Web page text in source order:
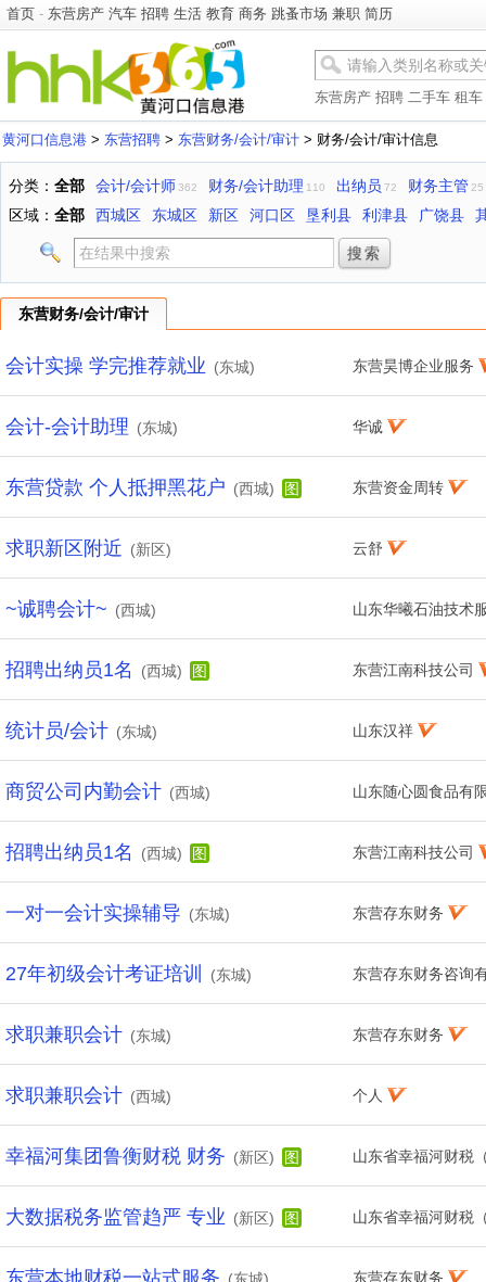
首页 - 东营房产 汽车 招聘 生活 教育 商务 跳蚤市场 兼职 简历
东营房产 招聘 二手车 租车
黄河口信息港 > 东营招聘 > 东营财务/会计/审计 > 财务/会计/审计信息
分类： 全部 会计/会计师362 财务/会计助理 110 出纳员 72 财务主管 25
区域： 全部 西城区 东城区 新区 河口区 垦利县 利津县 广饶县
东营财务/会计/审计
会计实操 学完推荐就业 (东城) 东营昊博企业服务
会计-会计助理 (东城) 华诚
东营贷款 个人抵押黑花户 (西城) 图 东营资金周转
求职新区附近 (新区) 云舒
~诚聘会计~ (西城) 山东华曦石油技术
招聘出纳员1名 (西城) 图 东营江南科技公司
统计员/会计 (东城) 山东汉祥
商贸公司内勤会计 (西城) 山东随心圆食品有
招聘出纳员1名 (西城) 图 东营江南科技公司
一对一会计实操辅导 (东城) 东营存东财务
27年初级会计考证培训 (东城) 东营存东财务咨询
求职兼职会计 (东城) 东营存东财务
求职兼职会计 (西城) 个人
幸福河集团鲁衡财税 财务 (新区) 图 山东省幸福河财税
大数据税务监管趋严 专业 (新区) 图 山东省幸福河财税
东营本地财税一站式服务 东营存东财务